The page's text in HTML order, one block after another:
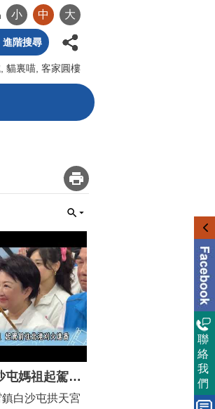
小 中 大
進階搜尋
貓裏喵 客家圓樓
_
貓裡願景 03白沙屯媽祖起駕儀式
白沙屯拱天宮
聯
絡
我
們